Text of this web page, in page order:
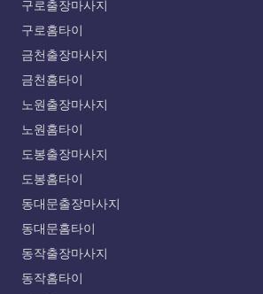
구로출장마사지
구로홈타이
금천출장마사지
금천홈타이
노원출장마사지
노원홈타이
도봉출장마사지
도봉홈타이
동대문출장마사지
동대문홈타이
동작출장마사지
동작홈타이